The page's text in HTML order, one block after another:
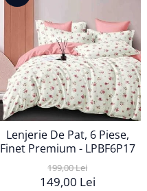
Lenjerie De Pat, 6 Piese,
Finet Premium - LPBF6P17
199,00 Lei
149,00 Lei